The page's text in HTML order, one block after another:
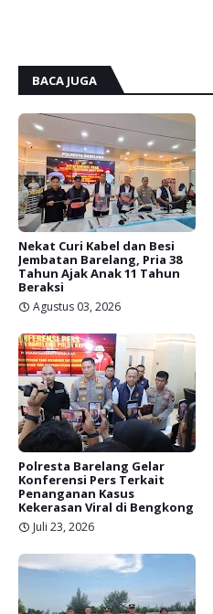
BACA JUGA
Nekat Curi Kabel dan Besi
Jembatan Barelang, Pria 38
Tahun Ajak Anak 11 Tahun
Beraksi
Agustus 03, 2026
Polresta Barelang Gelar
Konferensi Pers Terkait
Penanganan Kasus
Kekerasan Viral di Bengkong
Juli 23, 2026